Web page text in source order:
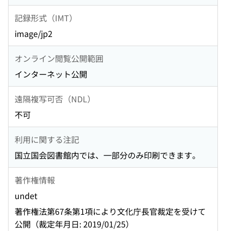
記録形式（IMT）
image/jp2
オンライン閲覧公開範囲
インターネット公開
遠隔複写可否（NDL）
不可
利用に関する注記
国立国会図書館内では、一部分のみ印刷できます。
著作権情報
undet
著作権法第67条第1項により文化庁長官裁定を受けて
公開（裁定年月日: 2019/01/25）